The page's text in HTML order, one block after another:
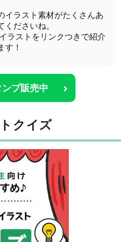
イラスト素材がたくさんあ
くださいね。
ラストをリンクつきで紹介
す！
ンプ販売中
クイズ